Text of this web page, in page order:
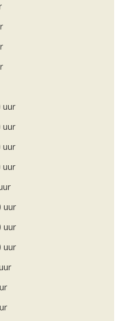
uur
uur
uur
uur
uur
uur
uur